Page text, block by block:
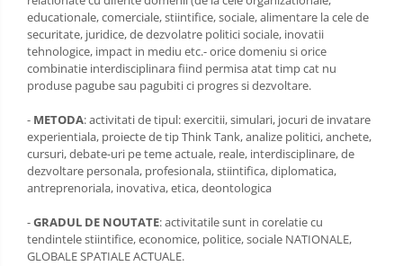
educationale, comerciale, stiintifice, sociale, alimentare la cele de
securitate, juridice, de dezvolatre politici sociale, inovatii
tehnologice, impact in mediu etc.- orice domeniu si orice
combinatie interdisciplinara fiind permisa atat timp cat nu
produse pagube sau pagubiti ci progres si dezvoltare.
- METODA: activitati de tipul: exercitii, simulari, jocuri de invatare
experientiala, proiecte de tip Think Tank, analize politici, anchete,
cursuri, debate-uri pe teme actuale, reale, interdisciplinare, de
dezvoltare personala, profesionala, stiintifica, diplomatica,
antreprenoriala, inovativa, etica, deontologica
-GRADUL DE NOUTATE: activitatile sunt in corelatie cu
tendintele stiintifice, economice, politice, sociale NATIONALE,
GLOBALE SPATIALE ACTUALE.